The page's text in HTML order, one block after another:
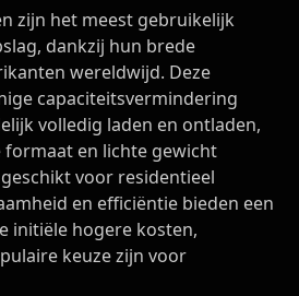
zijn het meest gebruikelijk
dankzij hun brede
wereldwijd. Deze
capaciteitsvermindering
volledig laden en ontladen,
en lichte gewicht
voor residentieel
en efficiëntie bieden een
initiële hogere kosten,
keuze zijn voor